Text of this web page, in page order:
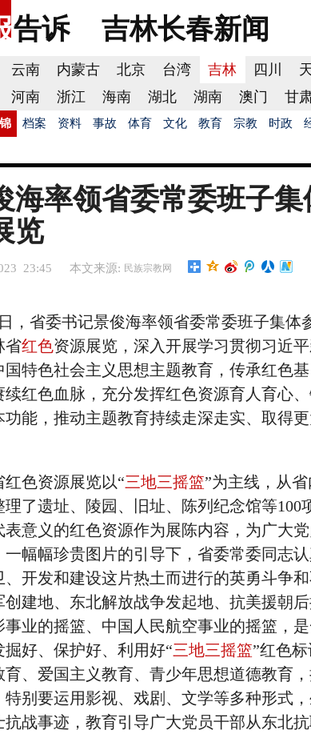
告诉 吉林长春新闻
云南 内蒙古 北京 台湾 吉林 四川
河南 浙江 海南 湖北 湖南 澳门 甘
档案 资料 事故 体育 文化 教育 宗教 时政
海率领省委常委班子
览
23:45 本文来源: 民族宗教网
，省委书记景俊海率领省委常委班子集体
省红色资源展览，深入开展学习贯彻习近
国特色社会主义思想主题教育，传承红色基
续红色血脉，充分发挥红色资源育人育心
功能，推动主题教育持续走深走实、取得
红色资源展览以“三地三摇篮”为主线，从省
理了遗址、陵园、旧址、陈列纪念馆等100
表意义的红色资源作为展陈内容，为广大
一幅幅珍贵图片的引导下，省委常委同志
、开发和建设这片热土而进行的英勇斗争
创建地、东北解放战争发起地、抗美援朝
事业的摇篮、中国人民航空事业的摇篮，
掘好、保护好、利用好“三地三摇篮”红色
育、爱国主义教育、青少年思想道德教育
特别要运用影视、戏剧、文学等多种形式
抗战事迹，教育引导广大党员干部从东北